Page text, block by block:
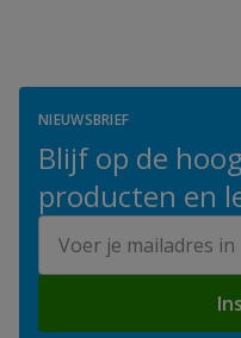
NIEUWSBRIEF
Blijf op de
producten en